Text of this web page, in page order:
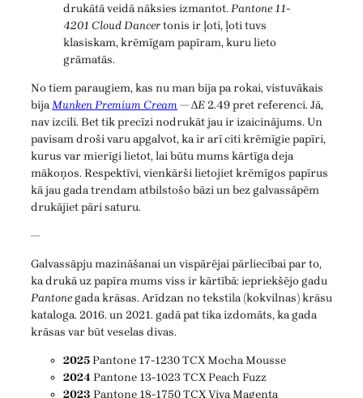
drukātā veidā nāksies izmantot. Pantone 11-
4201 Cloud Dancertonis ir ļoti, ļoti tuvs
klasiskam, krēmīgam papīram, kuru lieto
grāmatās.
No tiem paraugiem, kas nu man bija pa rokai, vistuvākais
bijaMunken Premium Cream— ΔE2.49 pret referenci. Jā,
nav izcili. Bet tik precīzi nodrukāt jau ir izaicinājums. Un
pavisam droši varu apgalvot, ka ir arī citi krēmīgie papīri,
kurus var mierīgi lietot, lai būtu mums kārtīga deja
mākoņos. Respektīvi, vienkārši lietojiet krēmīgos papīrus
kā jau gada trendam atbilstošo bāzi un bez galvassāpēm
drukājiet pāri saturu.
—
Galvassāpju mazināšanai un vispārējai pārliecībai par to,
ka drukā uz papīra mums viss ir kārtībā: iepriekšējo gadu
Pantonegada krāsas. Arīdzan no tekstila (kokvilnas) krāsu
kataloga. 2016. un 2021. gadā pat tika izdomāts, ka gada
krāsas var būt veselas divas.
2025Pantone 17-1230 TCX Mocha Mousse
2024 Pantone 13-1023 TCX Peach Fuzz
2023 Pantone 18-1750 TCX Viva Magenta